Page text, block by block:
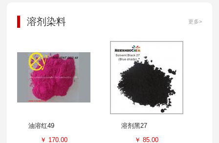
溶剂染料 更多>
油溶红49
￥ 170.00
溶剂黑27
￥ 85.00